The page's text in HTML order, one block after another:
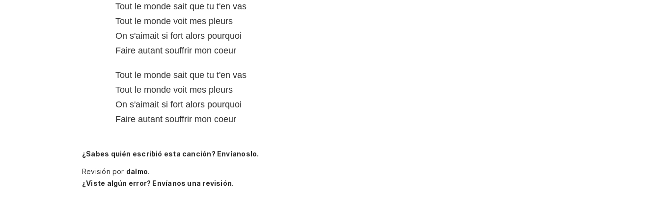
Tout le monde sait que tu t'en vas
Tout le monde voit mes pleurs
On s'aimait si fort alors pourquoi
Faire autant souffrir mon coeur
Tout le monde sait que tu t'en vas
Tout le monde voit mes pleurs
On s'aimait si fort alors pourquoi
Faire autant souffrir mon coeur
¿Sabes quién escribió esta canción? Envíanoslo.
Revisión por dalmo.
¿Viste algún error? Envíanos una revisión.